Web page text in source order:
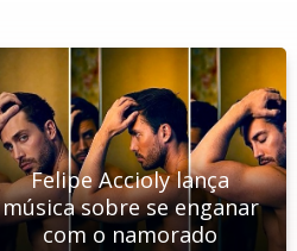
Felipe Accioly lança
música sobre se enganar
com o namorado